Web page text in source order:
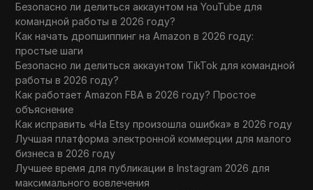
Безопасно ли делиться аккаунтом на YouTube для
командной работы в 2026 году?
Как начать дропшиппинг на Amazon в 2026 году:
простые шаги
Безопасно ли делиться аккаунтом TikTok для командной
работы в 2026 году?
Как работает Amazon FBA в 2026 году? Простое
объяснение
Как исправить «На Etsy произошла ошибка» в 2026 году
Лучшая платформа электронной коммерции для малого
бизнеса в 2026 году
Лучшее время для публикации в Instagram 2026 для
максимального вовлечения